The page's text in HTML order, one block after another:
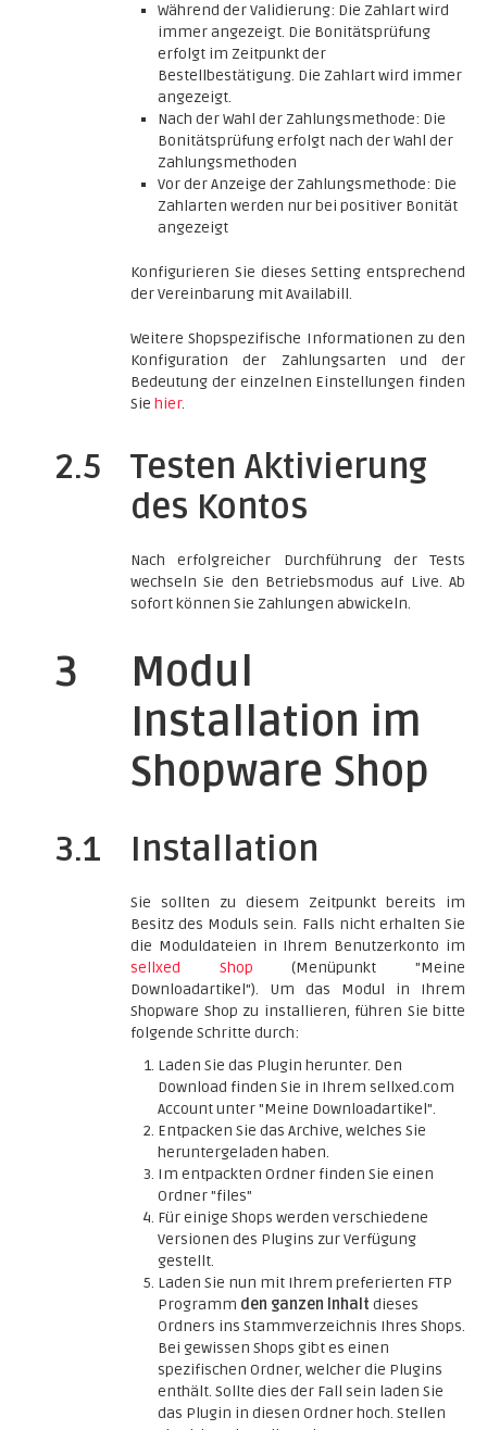
Während der Validierung: Die Zahlart wird
immer angezeigt. Die Bonitätsprüfung
erfolgt im Zeitpunkt der
Bestellbestätigung. Die Zahlart wird immer
angezeigt.
Nach der Wahl der Zahlungsmethode: Die
Bonitätsprüfung erfolgt nach der Wahl der
Zahlungsmethoden
Vor der Anzeige der Zahlungsmethode: Die
Zahlarten werden nur bei positiver Bonität
angezeigt
Konfigurieren Sie dieses Setting entsprechend
der Vereinbarung mit Availabill.
Weitere Shopspezifische Informationen zu den
Konfiguration der Zahlungsarten und der
Bedeutung der einzelnen Einstellungen finden
Sie hier.
2.5
Testen Aktivierung
des Kontos
Nach erfolgreicher Durchführung der Tests
wechseln Sie den Betriebsmodus auf Live. Ab
sofort können Sie Zahlungen abwickeln.
3
Modul
Installation im
Shopware Shop
3.1 Installation
Sie sollten zu diesem Zeitpunkt bereits im
Besitz des Moduls sein. Falls nicht erhalten Sie
die Moduldateien in Ihrem Benutzerkonto im
sellxed Shop (Menüpunkt "Meine
Downloadartikel"). Um das Modul in Ihrem
Shopware Shop zu installieren, führen Sie bitte
folgende Schritte durch:
Laden Sie das Plugin herunter. Den
Download finden Sie in Ihrem sellxed.com
Account unter "Meine Downloadartikel".
Entpacken Sie das Archive, welches Sie
heruntergeladen haben.
Im entpackten Ordner finden Sie einen
Ordner "files"
Für einige Shops werden verschiedene
Versionen des Plugins zur Verfügung
gestellt.
Laden Sie nun mit Ihrem preferierten FTP
Programm den ganzen Inhalt dieses
Ordners ins Stammverzeichnis Ihres Shops.
Bei gewissen Shops gibt es einen
spezifischen Ordner, welcher die Plugins
enthält. Sollte dies der Fall sein laden Sie
das Plugin in diesen Ordner hoch. Stellen